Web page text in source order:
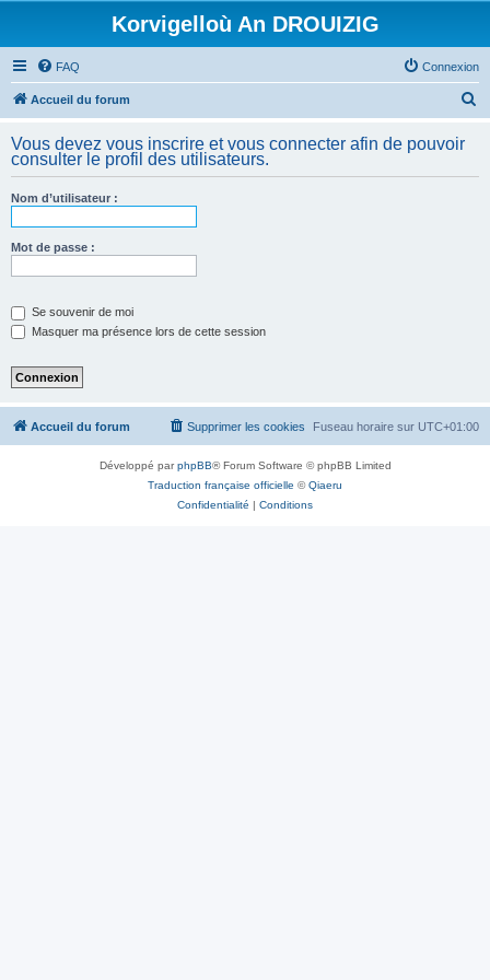
Korvigelloù An DROUIZIG
FAQ Connexion
Accueil du forum
h
Vous devez vous inscrire et vous connecter afin de pouvoir
consulter le profil des utilisateurs.
Nom d’utilisateur :
Mot de passe :
Se souvenir de moi
Masquer ma présence lors de cette session
Accueil du forum Fuseau horaire sur UTC+01:00
Supprimer les cookies
Développé parphpBB® Forum Software © phpBB Limited
Traduction française officielle ©Qiaeru
Confidentialité | Conditions